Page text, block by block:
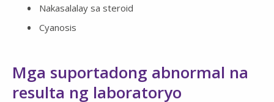
Nakasalalay sa steroid
Cyanosis
Mga suportadong abnormal na
resulta ng laboratoryo